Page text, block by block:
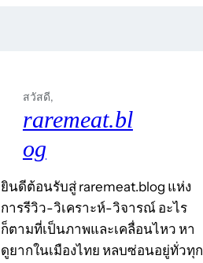
สวัสดี,
raremeat.bl
og
ยินดีต้อนรับสู่ raremeat.blog แห่ง
การรีวิว-วิเคราะห์-วิจารณ์ อะไร
ก็ตามที่เป็นภาพและเคลื่อนไหว หา
ดูยากในเมืองไทย หลบซ่อนอยู่ทั่วทุก